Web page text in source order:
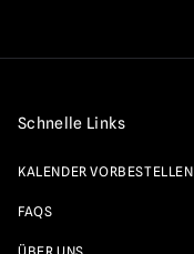
Schnelle Links
KALENDER VORBESTELLEN
FAQS